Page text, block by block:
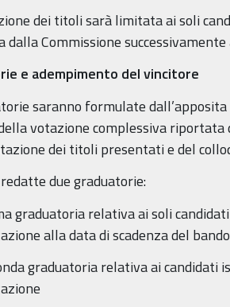
dei titoli sarà limitata ai soli
Commissione
e adempimento del vincitore
saranno formulate dall’apposita
votazione complessiva riportata
dei titoli presentati e del
due graduatorie:
graduatoria relativa ai soli
alla data di scadenza del
graduatoria relativa ai candidati